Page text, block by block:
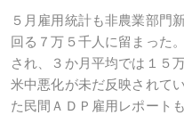
５月雇用統計も非農業部門
回る７万５千人に留まった
され、３か月平均では１５
米中悪化が未だ反映されて
た民間ＡＤＰ雇用レポート